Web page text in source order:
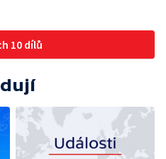
10 dílů